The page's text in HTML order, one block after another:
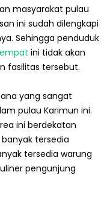
masyarakat pulau
ini sudah dilengkapi
Sehingga penduduk
ini tidak akan
fasilitas tersebut.
yang sangat
pulau Karimun ini.
ini berdekatan
tersedia
tersedia warung
pengunjung